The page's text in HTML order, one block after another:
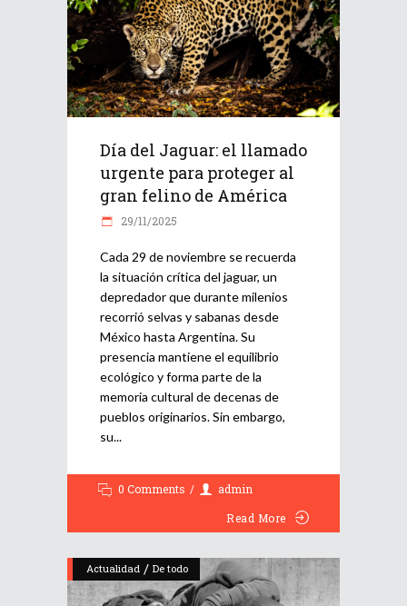
Día del Jaguar: el llamado
urgente para proteger al
gran felino de América
29/11/2025
Cada 29 de noviembre se recuerda
la situación crítica del jaguar, un
depredador que durante milenios
recorrió selvas y sabanas desde
México hasta Argentina. Su
presencia mantiene el equilibrio
ecológico y forma parte de la
memoria cultural de decenas de
pueblos originarios. Sin embargo,
su
0 Comments
admin
Read More
Actualidad / De todo